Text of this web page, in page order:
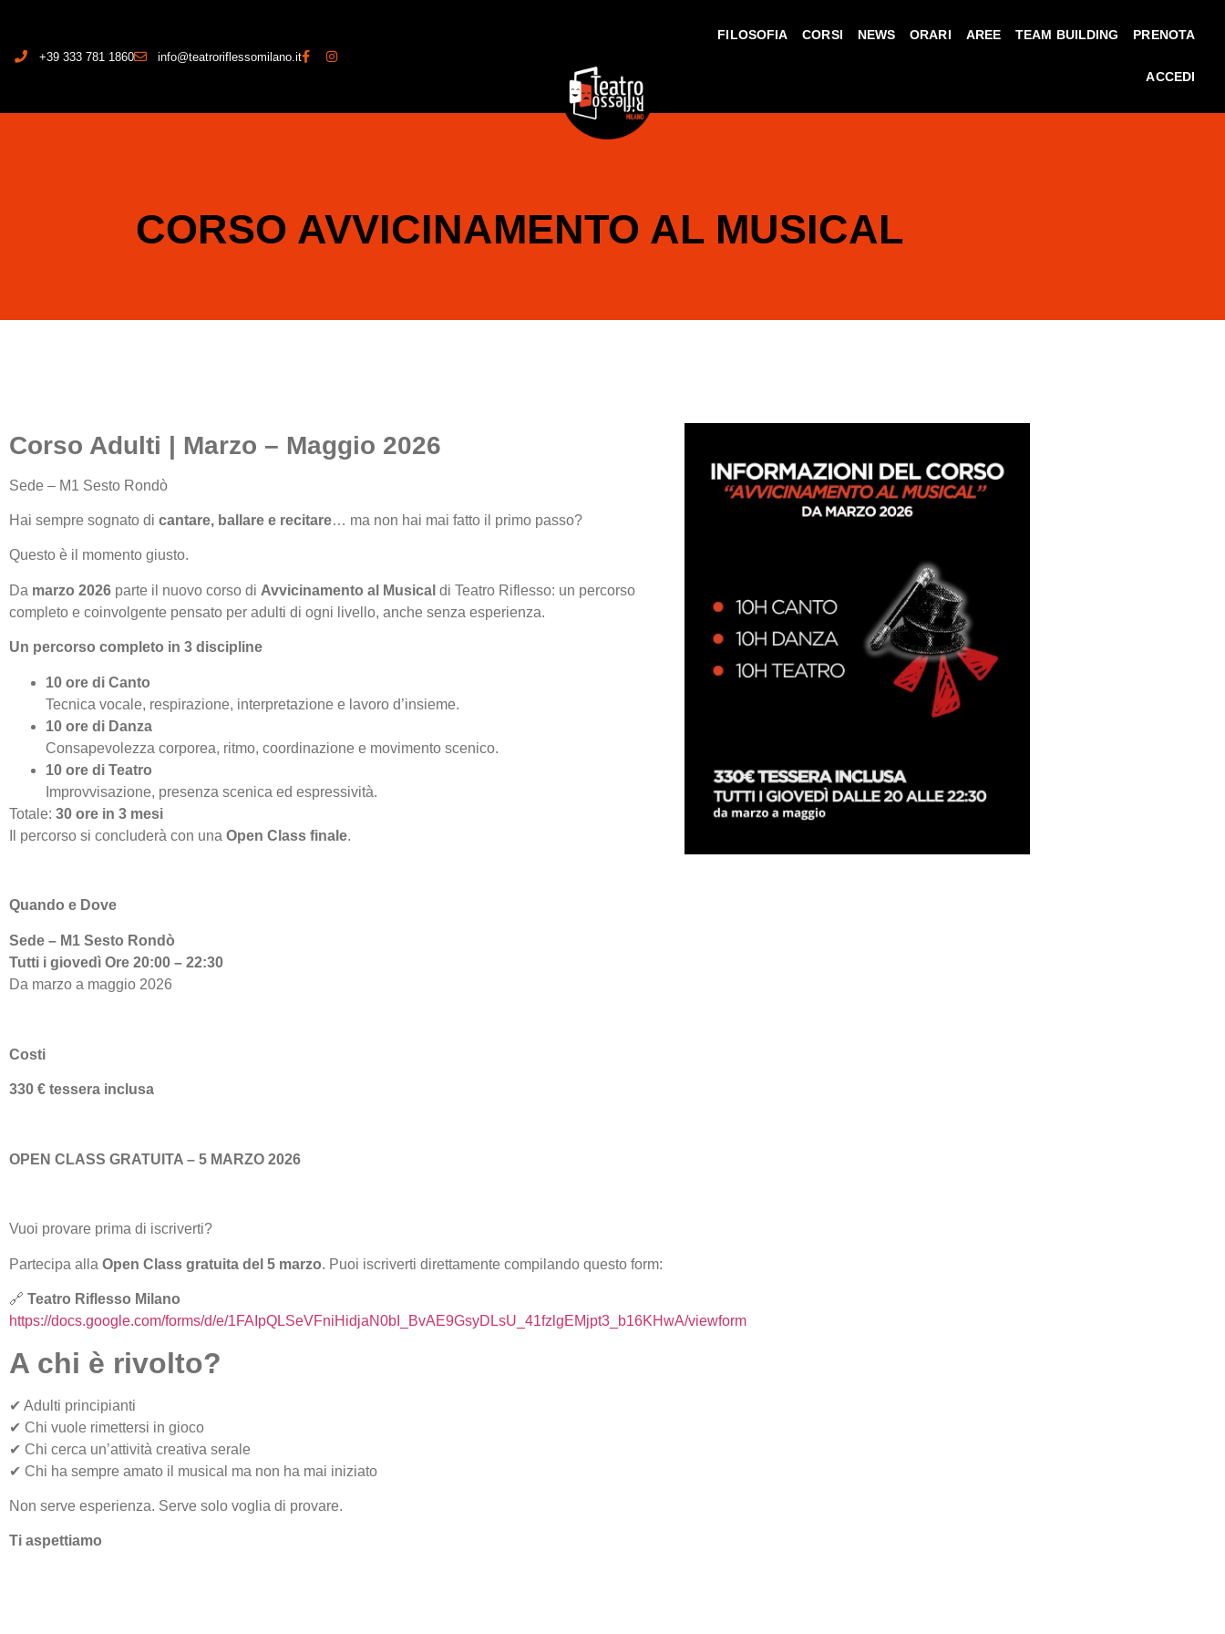
+39 333 781 1860 info@teatroriflessomilano.it
FILOSOFIA CORSI NEWS ORARI AREE TEAM BUILDING PRENOTA
ACCEDI
CORSO AVVICINAMENTO AL MUSICAL
Corso Adulti | Marzo – Maggio 2026
Sede – M1 Sesto Rondò
Hai sempre sognato di cantare, ballare e recitare… ma non hai mai fatto il primo passo?
Questo è il momento giusto.
Da marzo 2026 parte il nuovo corso di Avvicinamento al Musical di Teatro Riflesso: un percorso
completo e coinvolgente pensato per adulti di ogni livello, anche senza esperienza.
Un percorso completo in 3 discipline
10 ore di Canto
Tecnica vocale, respirazione, interpretazione e lavoro d’insieme.
10 ore di Danza
Consapevolezza corporea, ritmo, coordinazione e movimento scenico.
10 ore di Teatro
Improvvisazione, presenza scenica ed espressività.
Totale: 30 ore in 3 mesi
Il percorso si concluderà con una Open Class finale.
Quando e Dove
Sede – M1 Sesto Rondò
Tutti i giovedì Ore 20:00 – 22:30
Da marzo a maggio 2026
Costi
330 € tessera inclusa
OPEN CLASS GRATUITA – 5 MARZO 2026
Vuoi provare prima di iscriverti?
Partecipa alla Open Class gratuita del 5 marzo. Puoi iscriverti direttamente compilando questo form:
🔗 Teatro Riflesso Milano
https://docs.google.com/forms/d/e/1FAIpQLSeVFniHidjaN0bI_BvAE9GsyDLsU_41fzlgEMjpt3_b16KHwA/viewform
A chi è rivolto?
✔ Adulti principianti
✔ Chi vuole rimettersi in gioco
✔ Chi cerca un’attività creativa serale
✔ Chi ha sempre amato il musical ma non ha mai iniziato
Non serve esperienza. Serve solo voglia di provare.
Ti aspettiamo